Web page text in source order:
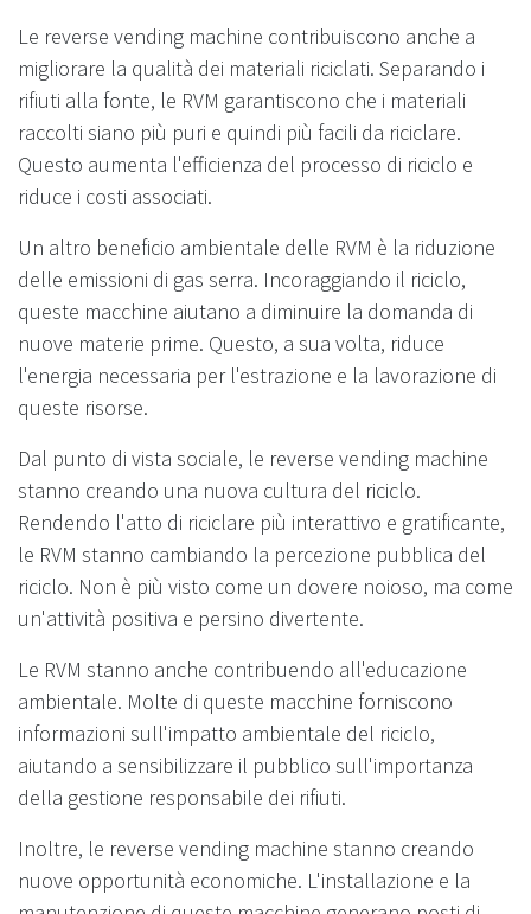
Le reverse vending machine contribuiscono anche a
migliorare la qualità dei materiali riciclati. Separando i
rifiuti alla fonte, le RVM garantiscono che i materiali
raccolti siano più puri e quindi più facili da riciclare.
Questo aumenta l'efficienza del processo di riciclo e
riduce i costi associati.
Un altro beneficio ambientale delle RVM è la riduzione
delle emissioni di gas serra. Incoraggiando il riciclo,
queste macchine aiutano a diminuire la domanda di
nuove materie prime. Questo, a sua volta, riduce
l'energia necessaria per l'estrazione e la lavorazione di
queste risorse.
Dal punto di vista sociale, le reverse vending machine
stanno creando una nuova cultura del riciclo.
Rendendo l'atto di riciclare più interattivo e gratificante,
le RVM stanno cambiando la percezione pubblica del
riciclo. Non è più visto come un dovere noioso, ma come
un'attività positiva e persino divertente.
Le RVM stanno anche contribuendo all'educazione
ambientale. Molte di queste macchine forniscono
informazioni sull'impatto ambientale del riciclo,
aiutando a sensibilizzare il pubblico sull'importanza
della gestione responsabile dei rifiuti.
Inoltre, le reverse vending machine stanno creando
nuove opportunità economiche. L'installazione e la